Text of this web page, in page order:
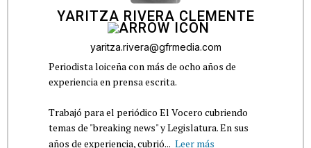
YARITZA RIVERA CLEMENTE
yaritza.rivera@gfrmedia.com
Periodista loiceña con más de ocho años de
experiencia en prensa escrita.
Trabajó para el periódico El Vocero cubriendo
temas de "breaking news" y Legislatura. En sus
años de experiencia, cubrió... Leer más